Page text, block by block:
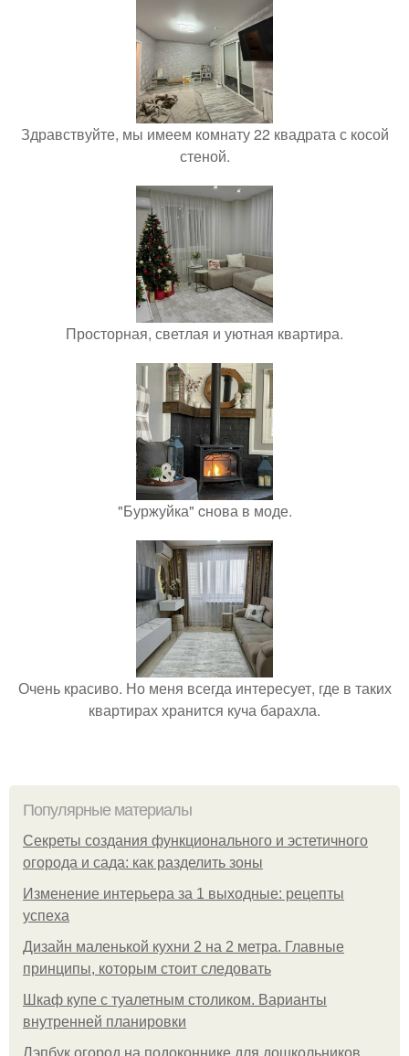
Здравствуйте, мы имеем комнату 22 квадрата с косой
стеной.
Просторная, светлая и уютная квартира.
"Буржуйка" cнова в моде.
Очень красиво. Но меня всегда интересует, где в таких
квартирах хранится куча барахла.
Популярные материалы
Секреты создания функционального и эстетичного
огорода и сада: как разделить зоны
Изменение интерьера за 1 выходные: рецепты
успеха
Дизайн маленькой кухни 2 на 2 метра. Главные
принципы, которым стоит следовать
Шкаф купе с туалетным столиком. Варианты
внутренней планировки